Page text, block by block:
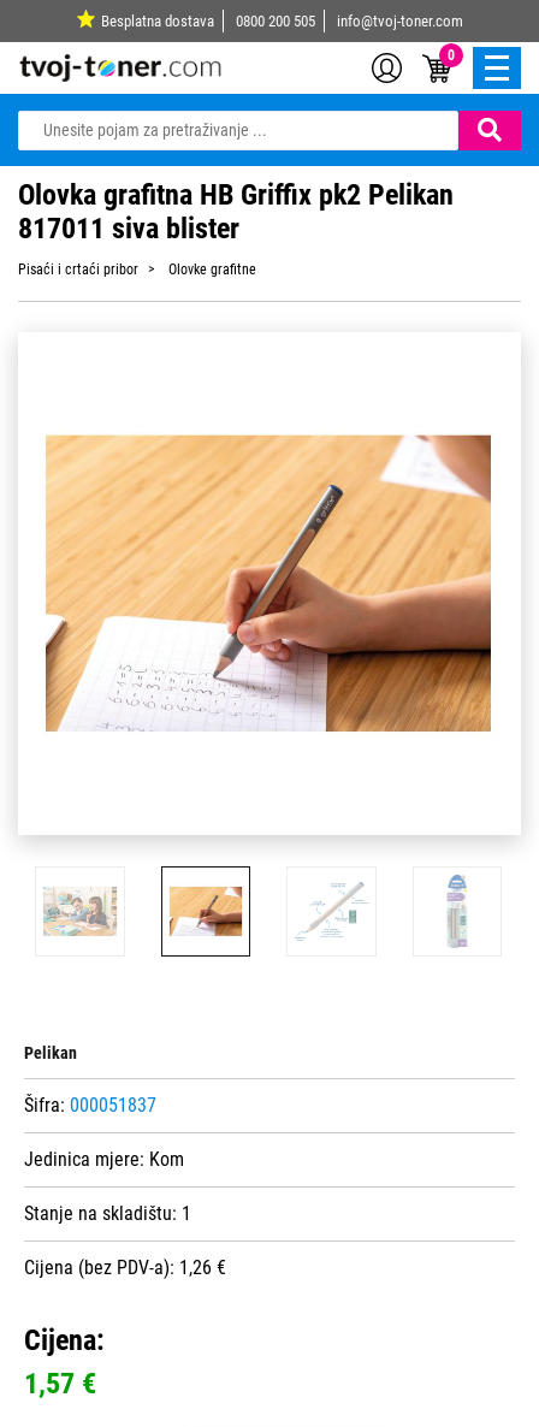
Besplatna dostava 0800 200 505 info@tvoj-toner.com
0
Olovka grafitna HB Griffix pk2 Pelikan
817011 siva blister
Pisaći i crtaći pribor Olovke grafitne
Pelikan
Šifra: 000051837
Jedinica mjere: Kom
Stanje na skladištu: 1
Cijena (bez PDV-a): 1,26 €
Cijena:
1,57 €